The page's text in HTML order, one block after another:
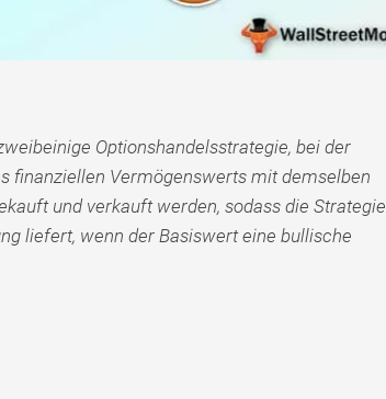
Optionshandelsstrategie, bei der
finanziellen Vermögenswerts mit demselben
und verkauft werden, sodass die Strategie
liefert, wenn der Basiswert eine bullische